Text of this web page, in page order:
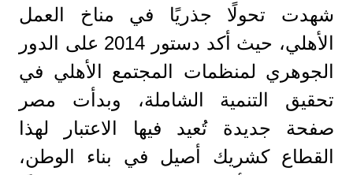
شهدت تحولًا جذريًا في مناخ العمل
الأهلي، حيث أكد دستور 2014 على الدور
الجوهري لمنظمات المجتمع الأهلي في
تحقيق التنمية الشاملة، وبدأت مصر
صفحة جديدة تُعيد فيها الاعتبار لهذا
القطاع كشريك أصيل في بناء الوطن،